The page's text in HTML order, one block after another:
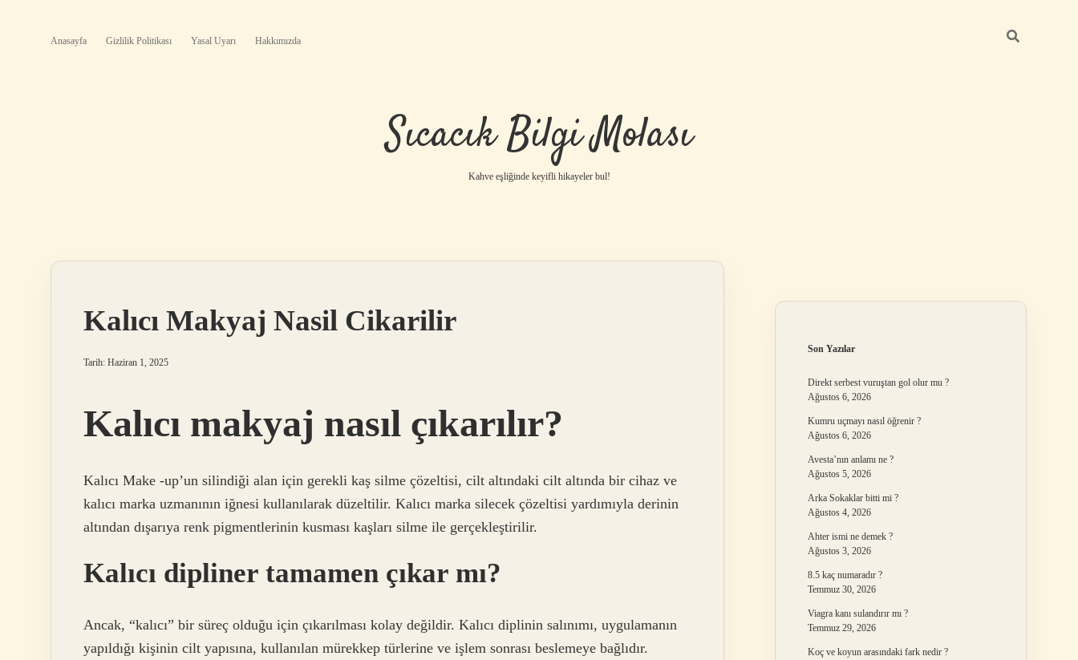
Anasayfa Gizlilik Politikası Yasal Uyarı Hakkımızda
Sıcacık Bilgi Molası
Kahve eşliğinde keyifli hikayeler bul!
Kalıcı Makyaj Nasil Cikarilir
Tarih: Haziran 1, 2025
Kalıcı makyaj nasıl çıkarılır?
Kalıcı Make -up’un silindiği alan için gerekli kaş silme çözeltisi, cilt altındaki cilt altında bir cihaz ve
kalıcı marka uzmanının iğnesi kullanılarak düzeltilir. Kalıcı marka silecek çözeltisi yardımıyla derinin
altından dışarıya renk pigmentlerinin kusması kaşları silme ile gerçekleştirilir.
Kalıcı dipliner tamamen çıkar mı?
Ancak, “kalıcı” bir süreç olduğu için çıkarılması kolay değildir. Kalıcı diplinin salınımı, uygulamanın
yapıldığı kişinin cilt yapısına, kullanılan mürekkep türlerine ve işlem sonrası beslemeye bağlıdır.
Son Yazılar
Direkt serbest vuruştan gol olur mu ?
Ağustos 6, 2026
Kumru uçmayı nasıl öğrenir ?
Ağustos 6, 2026
Avesta’nın anlamı ne ?
Ağustos 5, 2026
Arka Sokaklar bitti mi ?
Ağustos 4, 2026
Ahter ismi ne demek ?
Ağustos 3, 2026
8.5 kaç numaradır ?
Temmuz 30, 2026
Viagra kanı sulandırır mı ?
Temmuz 29, 2026
Koç ve koyun arasındaki fark nedir ?